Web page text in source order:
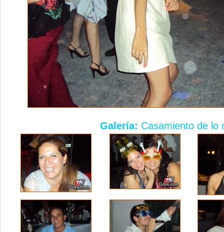
Galería: Casamiento de lo